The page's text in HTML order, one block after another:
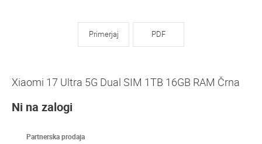
Primerjaj PDF
Xiaomi 17 Ultra 5G Dual SIM 1TB 16GB RAM Črna
Ni na zalogi
Partnerska prodaja